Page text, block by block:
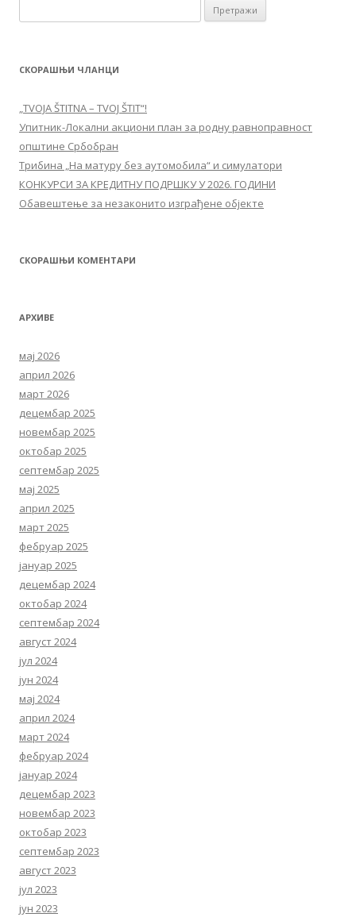
СКОРАШЊИ ЧЛАНЦИ
„TVOJA ŠTITNA – TVOJ ŠTIT“!
Упитник-Локални акциони план за родну равноправност
општине Србобран
Трибина „На матуру без аутомобила“ и симулатори
КОНКУРСИ ЗА КРЕДИТНУ ПОДРШКУ У 2026. ГОДИНИ
Обавештење за незаконито изграђене објекте
СКОРАШЊИ КОМЕНТАРИ
АРХИВЕ
мај 2026
април 2026
март 2026
децембар 2025
новембар 2025
октобар 2025
септембар 2025
мај 2025
април 2025
март 2025
фебруар 2025
јануар 2025
децембар 2024
октобар 2024
септембар 2024
август 2024
јул 2024
јун 2024
мај 2024
април 2024
март 2024
фебруар 2024
јануар 2024
децембар 2023
новембар 2023
октобар 2023
септембар 2023
август 2023
јул 2023
јун 2023